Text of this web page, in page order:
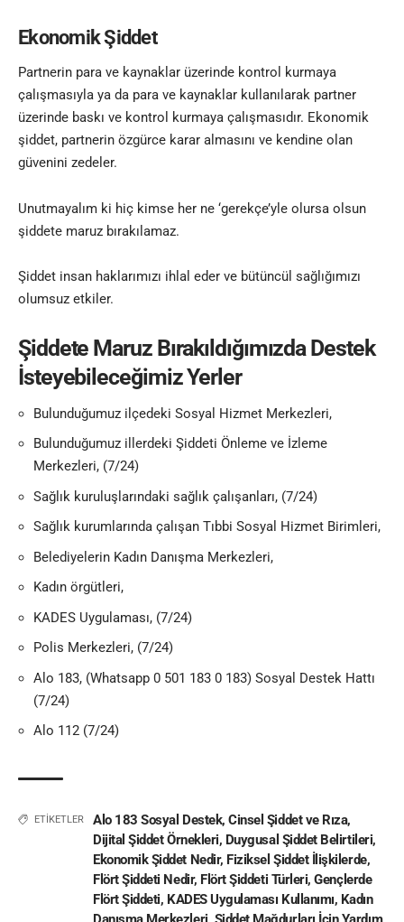
Ekonomik Şiddet
Partnerin para ve kaynaklar üzerinde kontrol kurmaya
çalışmasıyla ya da para ve kaynaklar kullanılarak partner
üzerinde baskı ve kontrol kurmaya çalışmasıdır. Ekonomik
şiddet, partnerin özgürce karar almasını ve kendine olan
güvenini zedeler.
Unutmayalım ki hiç kimse her ne ‘gerekçe’yle olursa olsun
şiddete maruz bırakılamaz.
Şiddet insan haklarımızı ihlal eder ve bütüncül sağlığımızı
olumsuz etkiler.
Şiddete Maruz Bırakıldığımızda Destek
İsteyebileceğimiz Yerler
Bulunduğumuz ilçedeki Sosyal Hizmet Merkezleri,
Bulunduğumuz illerdeki Şiddeti Önleme ve İzleme
Merkezleri, (7/24)
Sağlık kuruluşlarındaki sağlık çalışanları, (7/24)
Sağlık kurumlarında çalışan Tıbbi Sosyal Hizmet Birimleri,
Belediyelerin Kadın Danışma Merkezleri,
Kadın örgütleri,
KADES Uygulaması, (7/24)
Polis Merkezleri, (7/24)
Alo 183, (Whatsapp 0 501 183 0 183) Sosyal Destek Hattı
(7/24)
Alo 112 (7/24)
ETİKETLER Alo 183 Sosyal Destek,Cinsel Şiddet ve Rıza,
Dijital Şiddet Örnekleri, Duygusal Şiddet Belirtileri,
Ekonomik Şiddet Nedir, Fiziksel Şiddet İlişkilerde,
Flört Şiddeti Nedir, Flört Şiddeti Türleri,Gençlerde
Flört Şiddeti, KADES Uygulaması Kullanımı, Kadın